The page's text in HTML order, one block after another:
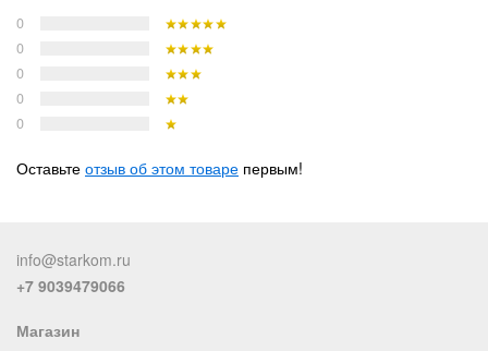
0
0
0
0
0
Оставьте отзыв об этом товаре первым!
info@starkom.ru
+7 9039479066
Магазин